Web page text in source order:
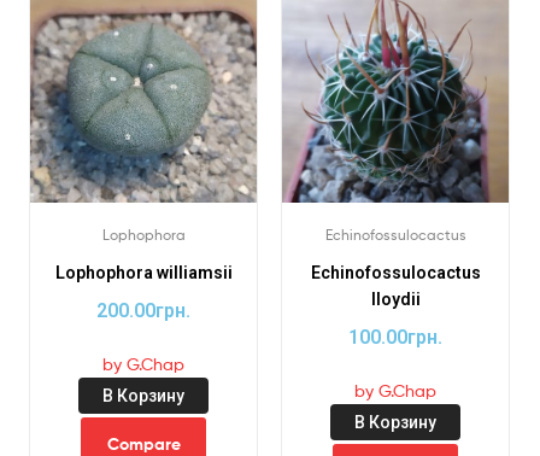
Lophophora
Lophophora williamsii
200.00грн.
by G.Chap
В Корзину
Compare
Echinofossulocactus
Echinofossulocactus
lloydii
100.00грн.
by G.Chap
В Корзину